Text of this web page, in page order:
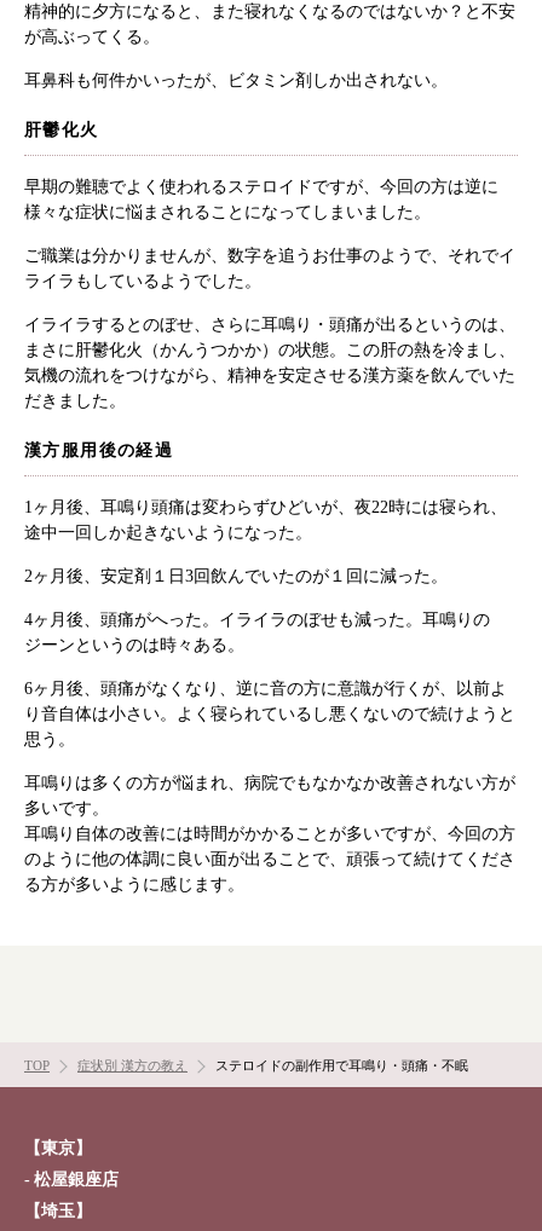
店舗を探す
漢方みず堂とは 企業情報
お問い合わせ
精神的に夕方になると、また寝れなくなるのではないか？と不安
が高ぶってくる。
耳鼻科も何件かいったが、ビタミン剤しか出されない。
肝鬱化火
早期の難聴でよく使われるステロイドですが、今回の方は逆に
様々な症状に悩まされることになってしまいました。
ご職業は分かりませんが、数字を追うお仕事のようで、それでイ
ライラもしているようでした。
イライラするとのぼせ、さらに耳鳴り・頭痛が出るというのは、
まさに肝鬱化火（かんうつかか）の状態。この肝の熱を冷まし、
気機の流れをつけながら、精神を安定させる漢方薬を飲んでいた
だきました。
漢方服用後の経過
1ヶ月後、耳鳴り頭痛は変わらずひどいが、夜22時には寝られ、
途中一回しか起きないようになった。
2ヶ月後、安定剤１日3回飲んでいたのが１回に減った。
4ヶ月後、頭痛がへった。イライラのぼせも減った。耳鳴りの
ジーンというのは時々ある。
6ヶ月後、頭痛がなくなり、逆に音の方に意識が行くが、以前よ
り音自体は小さい。よく寝られているし悪くないので続けようと
思う。
耳鳴りは多くの方が悩まれ、病院でもなかなか改善されない方が
多いです。
耳鳴り自体の改善には時間がかかることが多いですが、今回の方
のように他の体調に良い面が出ることで、頑張って続けてくださ
る方が多いように感じます。
TOP 症状別 漢方の教え ステロイドの副作用で耳鳴り・頭痛・不眠
【東京】
松屋銀座店
【埼玉】